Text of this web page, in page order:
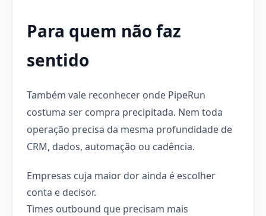
Para quem não faz
sentido
Também vale reconhecer onde PipeRun
costuma ser compra precipitada. Nem toda
operação precisa da mesma profundidade de
CRM, dados, automação ou cadência.
Empresas cuja maior dor ainda é escolher
conta e decisor.
Times outbound que precisam mais